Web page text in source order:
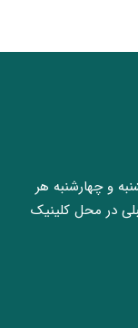
و چهارشنبه هر
نوبت قبلی در محل کلینیک